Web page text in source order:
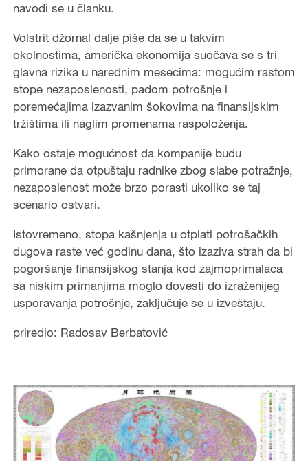
navodi se u članku.
Volstrit džornal dalje piše da se u takvim
okolnostima, američka ekonomija suočava se s tri
glavna rizika u narednim mesecima: mogućim rastom
stope nezaposlenosti, padom potrošnje i
poremećajima izazvanim šokovima na finansijskim
tržištima ili naglim promenama raspoloženja.
Kako ostaje mogućnost da kompanije budu
primorane da otpuštaju radnike zbog slabe potražnje,
nezaposlenost može brzo porasti ukoliko se taj
scenario ostvari.
Istovremeno, stopa kašnjenja u otplati potrošačkih
dugova raste već godinu dana, što izaziva strah da bi
pogoršanje finansijskog stanja kod zajmoprimalaca
sa niskim primanjima moglo dovesti do izraženijeg
usporavanja potrošnje, zaključuje se u izveštaju.
priredio: Radosav Berbatović